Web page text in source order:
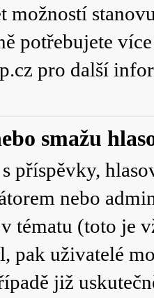
možností
potřebujete
pro další
smažu
příspěvky,
nebo
tématu (toto je
pak uživatelé
již